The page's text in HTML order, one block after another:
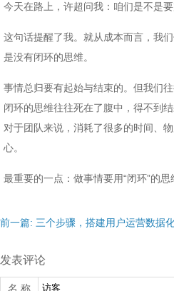
今天在路上，许超问我：咱们是不是
这句话提醒了我。就从成本而言，我
是没有闭环的思维。
事情总归要有起始与结束的。但我们
闭环的思维往往死在了腹中，得不到
对于团队来说，消耗了很多的时间、
心。
最重要的一点：做事情要用“闭环”的
前一篇: 三个步骤，搭建用户运营数据
发表评论
名 称